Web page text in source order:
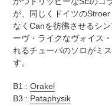
ィ
シ
ョ
ン
表
に
つ
が、同じくドイツの
なくCanを彷彿させるシ
ーヴ・ライクなヴォイス
れるチューバのソロがミ
す。
B1 : Orakel
B3 : Pataphysik